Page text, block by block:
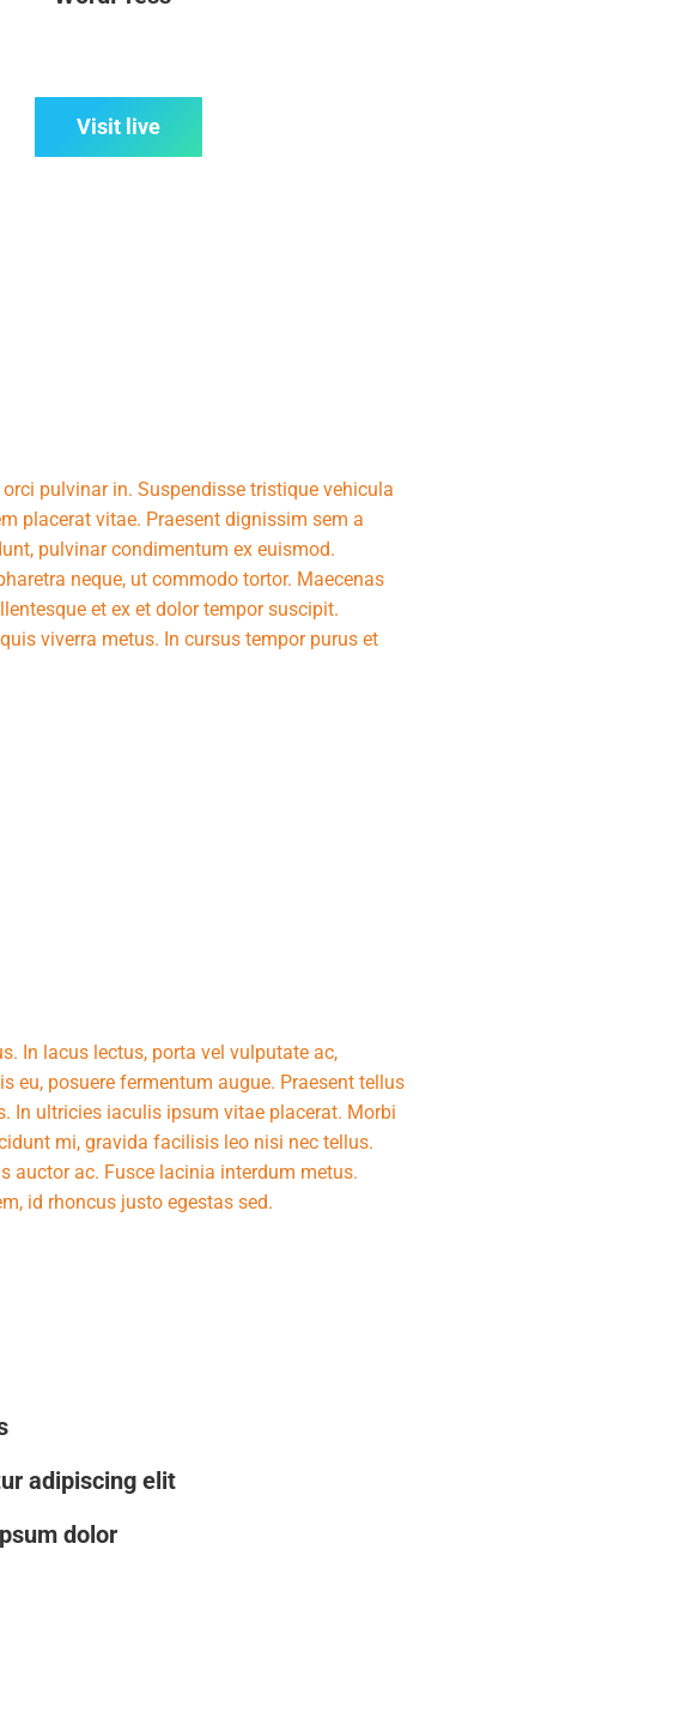
Visit live
pulvinar in. Suspendisse tristique vehicula
placerat vitae. Praesent dignissim sem a
pulvinar condimentum ex euismod.
neque, ut commodo tortor. Maecenas
et ex et dolor tempor suscipit.
viverra metus. In cursus tempor purus et
In lacus lectus, porta vel vulputate ac,
eu, posuere fermentum augue. Praesent tellus
In ultricies iaculis ipsum vitae placerat. Morbi
mi, gravida facilisis leo nisi nec tellus.
auctor ac. Fusce lacinia interdum metus.
id rhoncus justo egestas sed.
adipiscing elit
dolor